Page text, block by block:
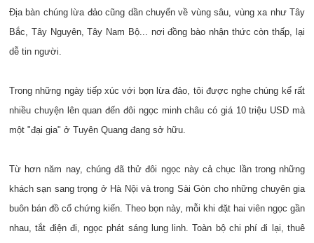
Địa bàn chúng lừa đảo cũng dần chuyển về vùng sâu, vùng xa như Tây
Bắc, Tây Nguyên, Tây Nam Bộ... nơi đồng bào nhận thức còn thấp, lại
dễ tin người.
Trong những ngày tiếp xúc với bọn lừa đảo, tôi được nghe chúng kể rất
nhiều chuyện lên quan đến đôi ngọc minh châu có giá 10 triệu USD mà
một "đại gia" ở Tuyên Quang đang sở hữu.
Từ hơn năm nay, chúng đã thử đôi ngọc này cả chục lần trong những
khách sạn sang trọng ở Hà Nội và trong Sài Gòn cho những chuyên gia
buôn bán đồ cổ chứng kiến. Theo bọn này, mỗi khi đặt hai viên ngọc gần
nhau, tắt điện đi, ngọc phát sáng lung linh. Toàn bộ chi phí đi lại, thuê